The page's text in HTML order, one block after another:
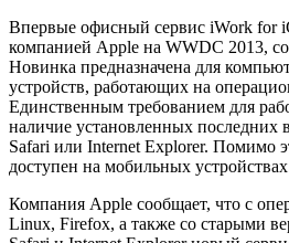
Впервые офисный сервис iWork for
компанией Apple на WWDC 2013,
Новинка предназначена для
устройств, работающих на
Единственным требованием для
наличие установленных последних
Safari или Internet Explorer. Помимо
доступен на мобильных
Компания Apple сообщает, что с
Linux, Firefox, а также со старыми